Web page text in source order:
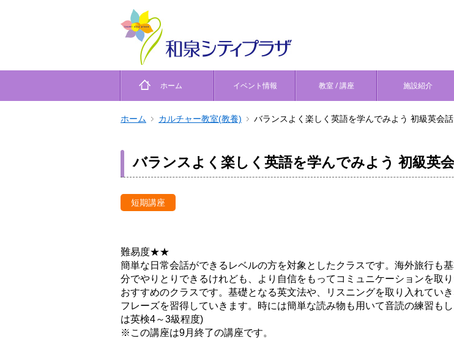
ホーム イベント情報 教室 / 講座 施設紹介
ホーム カルチャー教室(教養) バランスよく楽しく英語を学んでみよう 初級英会話
バランスよく楽しく英語を学んでみよう 初級英
短期講座
難易度★★
簡単な日常会話ができるレベルの方を対象としたクラスです。海外旅行も
分でやりとりできるけれども、より自信をもってコミュニケーションを取
おすすめのクラスです。基礎となる英文法や、リスニングを取り入れてい
フレーズを習得していきます。時には簡単な読み物も用いて音読の練習も
は英検4～3級程度)
※この講座は9月終了の講座です。